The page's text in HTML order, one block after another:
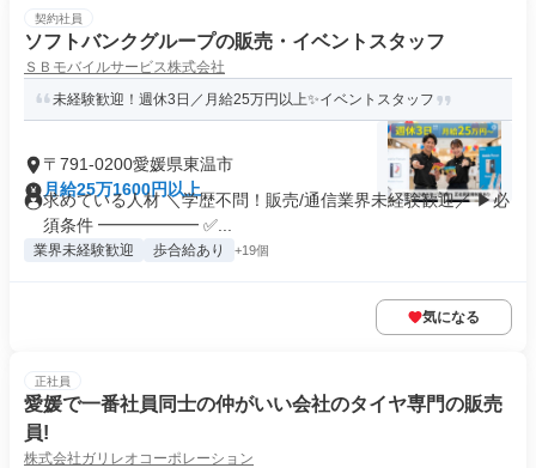
契約社員
ソフトバンクグループの販売・イベントスタッフ
ＳＢモバイルサービス株式会社
未経験歓迎！週休3日／月給25万円以上✨イベントスタッフ
〒791-0200愛媛県東温市
月給25万1600円以上
求めている人材 ＼学歴不問！販売/通信業界未経験歓迎／ ▶必
須条件 ━━━━━━ ✅...
業界未経験歓迎 歩合給あり +19個
気になる
正社員
愛媛で一番社員同士の仲がいい会社のタイヤ専門の販売
員!
株式会社ガリレオコーポレーション